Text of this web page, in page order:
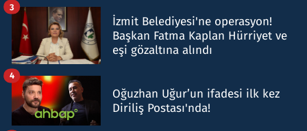
İzmit Belediyesi'ne operasyon!
Başkan Fatma Kaplan Hürriyet ve
eşi gözaltına alındı
3
Oğuzhan Uğur’un ifadesi ilk kez
Diriliş Postası'nda!
4